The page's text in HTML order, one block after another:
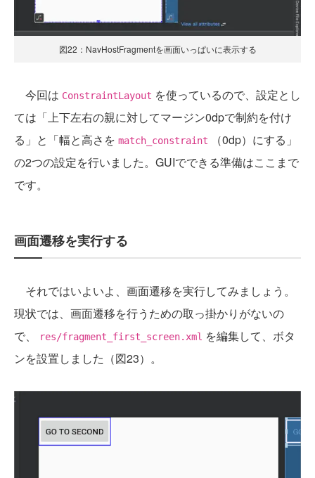
図22：NavHostFragmentを画面いっぱいに表示する
今回は ConstraintLayout を使っているので、設定とし
ては「上下左右の親に対してマージン0dpで制約を付け
る」と「幅と高さを match_constraint
（0dp）にする」
の2つの設定を行いました。GUIでできる準備はここまで
です。
画面遷移を実行する
それではいよいよ、画面遷移を実行してみましょう。
現状では、画面遷移を行うための取っ掛かりがないの
で、
res/fragment_first_screen.xml を編集して、ボタ
ンを設置しました（図23）。